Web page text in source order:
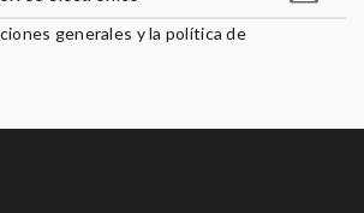
generales y la política de